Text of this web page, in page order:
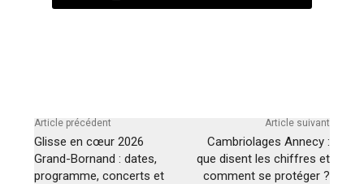
Article précédent
Glisse en cœur 2026
Grand-Bornand : dates,
programme, concerts et
Article suivant
Cambriolages Annecy :
que disent les chiffres et
comment se protéger ?